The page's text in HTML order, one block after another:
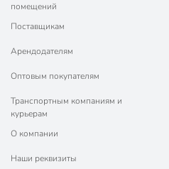
помещений
Поставщикам
Арендодателям
Оптовым покупателям
Транспортным компаниям и
курьерам
О компании
Наши реквизиты